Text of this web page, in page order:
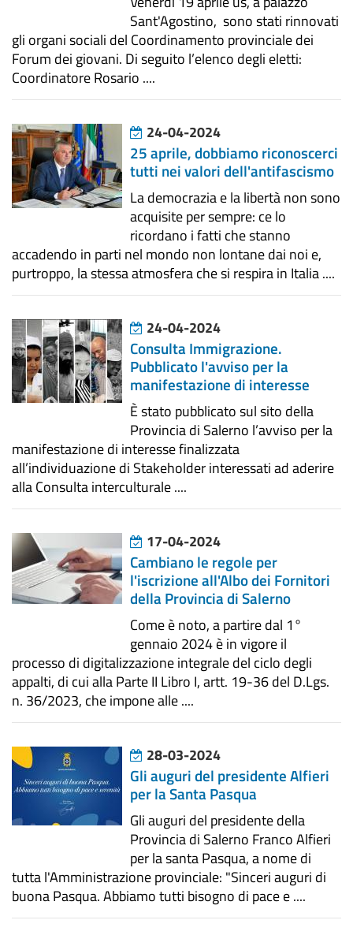
Sant'Agostino, sono stati rinnovati
gli organi sociali del Coordinamento provinciale dei
Forum dei giovani. Di seguito l’elenco degli eletti:
Coordinatore Rosario ....
24-04-2024
25 aprile, dobbiamo riconoscerci
tutti nei valori dell'antifascismo
La democrazia e la libertà non sono
acquisite per sempre: ce lo
ricordano i fatti che stanno
accadendo in parti nel mondo non lontane dai noi e,
purtroppo, la stessa atmosfera che si respira in Italia ....
24-04-2024
Consulta Immigrazione.
Pubblicato l'avviso per la
manifestazione di interesse
È stato pubblicato sul sito della
Provincia di Salerno l’avviso per la
manifestazione di interesse finalizzata
all’individuazione di Stakeholder interessati ad aderire
alla Consulta interculturale ....
17-04-2024
Cambiano le regole per
l'iscrizione all'Albo dei Fornitori
della Provincia di Salerno
Come è noto, a partire dal 1°
gennaio 2024 è in vigore il
processo di digitalizzazione integrale del ciclo degli
appalti, di cui alla Parte II Libro I, artt. 19-36 del D.Lgs.
n. 36/2023, che impone alle ....
28-03-2024
Gli auguri del presidente Alfieri
per la Santa Pasqua
Gli auguri del presidente della
Provincia di Salerno Franco Alfieri
per la santa Pasqua, a nome di
tutta l'Amministrazione provinciale: "Sinceri auguri di
buona Pasqua. Abbiamo tutti bisogno di pace e ....